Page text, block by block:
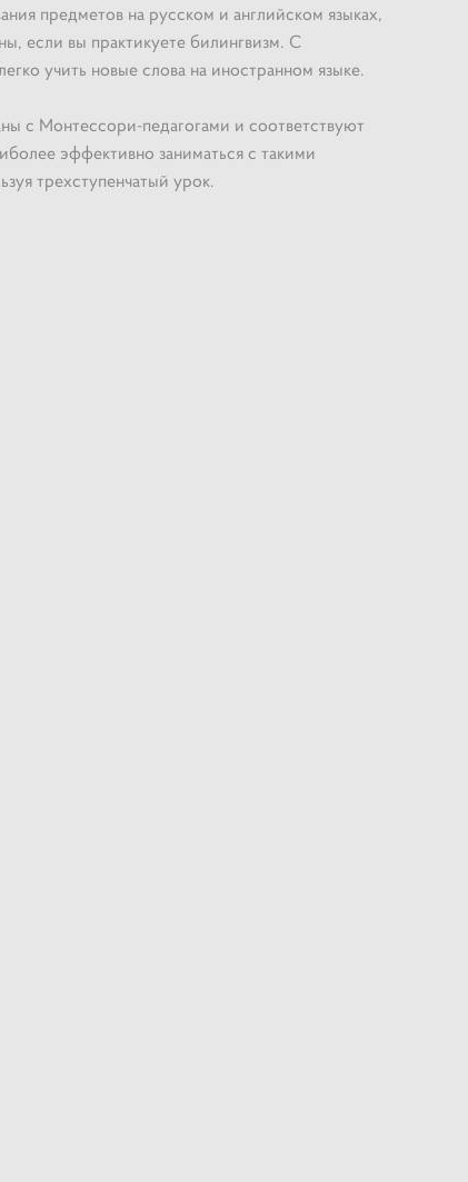
предметов на русском и английском языках,
если вы практикуете билингвизм. С
учить новые слова на иностранном языке.
с Монтессори-педагогами и соответствуют
эффективно заниматься с такими
трехступенчатый урок.